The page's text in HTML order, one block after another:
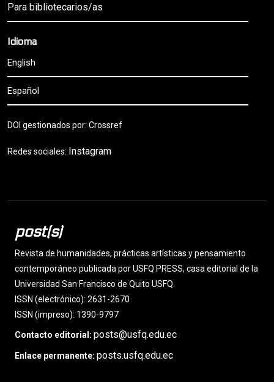
Para bibliotecarios/as
Idioma
English
Español
DOI gestionados por: Crossref
Redes sociales: Instagram
post(s)
Revista de humanidades, prácticas artísticas y pensamiento
contemporáneo publicada por USFQ PRESS, casa editorial de la
Universidad San Francisco de Quito USFQ.
ISSN (electrónico): 2631-2670
ISSN (impreso): 1390-9797
Contacto editorial: posts@usfq.edu.ec
Enlace permanente: posts.usfq.edu.ec